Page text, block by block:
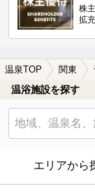
株
拡
温泉TOP 関東
温浴施設を探す
エリアから